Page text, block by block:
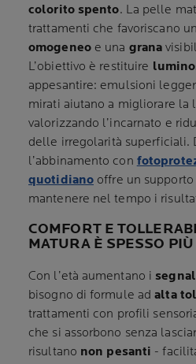
colorito spento. La pelle
trattamenti che favoriscano
omogeneoe una grana
L’obiettivo è restituire
appesantire: emulsioni
mirati aiutano a migliorare la
valorizzando l’incarnato e
delle irregolarità superficiali.
l’abbinamento con
quotidiano offre un
mantenere nel tempo i
COMFORT E
MATURA È SPESSO
Con l’età aumentano i
bisogno di formule adalta
trattamenti con profili
che si assorbono senza
risultano non pesanti -